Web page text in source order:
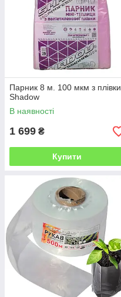
Парник 8 м. 100 мкм з плівки
Shadow
В наявності
1 699 ₴
Купити